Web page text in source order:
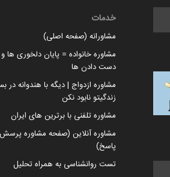
خدمات
مشاورانه (صفحه اصلی)
مشاوره خانواده = پایان دلخوری ها و
دست دادن ها
مشاوره ازدواج | دیگه با هندوانه در
زندگیتو نابود نکن
مشاوره تلفنی با برترین های ایران
مشاوره آنلاین (صفحه مشاوره
پاسخ)
تست روانشناسی به همراه تحلیل